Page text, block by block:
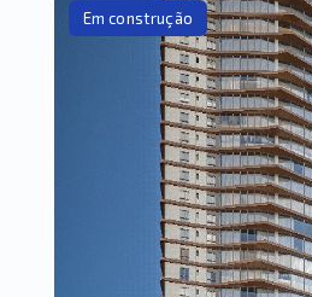
Em construção